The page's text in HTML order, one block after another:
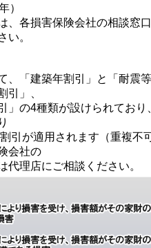
）
、各損害保険会社の相談窓
い。
、「建築年割引」と「耐震
引」、
」の4種類が設けられてお
引が適用されます（重複不
会社の
代理店にご相談ください。